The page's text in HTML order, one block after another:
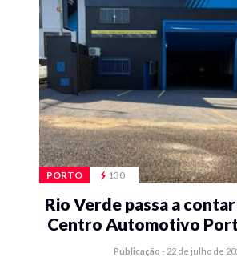
PORTO 130
Rio Verde passa a
Centro Automotivo
Publicação - 22 de julho de